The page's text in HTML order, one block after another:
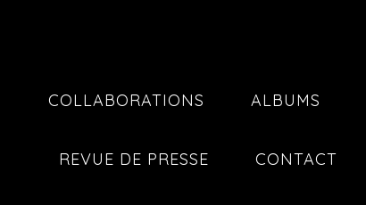
COLLABORATIONS ALBUMS
REVUE DE PRESSE CONTACT